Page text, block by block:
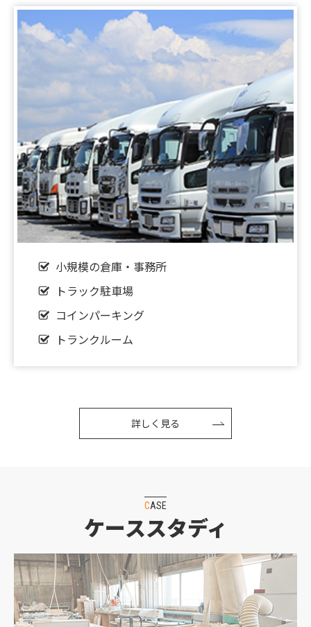
2026.04.25
【新着‼】京都市1件♪亀岡市1件♪UP♪
2026.02.14
★☆弊社、厳選セレクション！★☆
2025.12.25
✨【新着情報！！】枚方市出屋敷西町売土地✨
2025.10.18
▼△▼弊社売主が売主になります▼△▼
2025.10.17
【★☆価格値下げ★☆】弊社所有‼ 枚方市茄子作ロ
2025.09.25
2025.09.02
【新着】産廃業向きの売土地募集開始！✨
◇◇◇適格請求書発行事業者登録番号のご案内
◇◇◇
2023.07.09
▼△▼買取・管理物件募集のお知らせ△▼△
小規模の倉庫・事務所
トラック駐車場
コインパーキング
トランクルーム
詳しく見る
CASE
ケーススタディ